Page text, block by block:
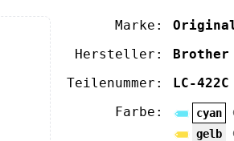
Marke:
Hersteller:
Brother
Teilenummer:
LC-422C
Farbe:
cyan
gelb